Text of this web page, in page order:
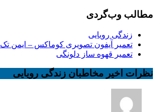
مطالب وب‌گردی
زندگی رویایی
تعمیر آیفون تصویری کوماکس – ایمن تک
تعمیر قهوه ساز دلونگی
نظرات اخیر مخاطبان زندگی رویایی